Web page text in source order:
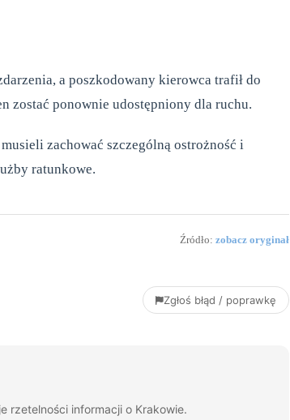
a poszkodowany kierowca trafił do
zostać ponownie udostępniony dla ruchu.
zachować szczególną ostrożność i
ratunkowe.
Źródło: zobacz oryginał
Zgłoś błąd / poprawkę
rzetelności informacji o Krakowie.